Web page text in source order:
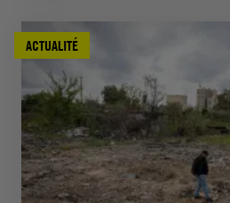
ACTUALITÉ